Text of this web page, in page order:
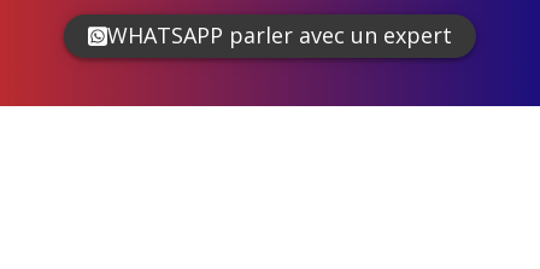
WHATSAPP parler avec un expert